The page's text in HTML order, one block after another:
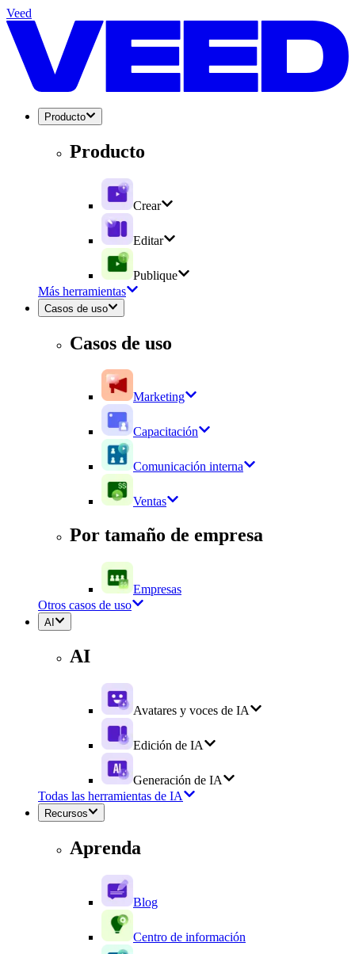
Veed
Producto
Producto
Crear
Editar
Publique
Más herramientas
Casos de uso
Casos de uso
Marketing
Capacitación
Comunicación interna
Ventas
Por tamaño de empresa
Empresas
Otros casos de uso
AI
AI
Avatares y voces de IA
Edición de IA
Generación de IA
Todas las herramientas de IA
Recursos
Aprenda
Blog
Centro de información